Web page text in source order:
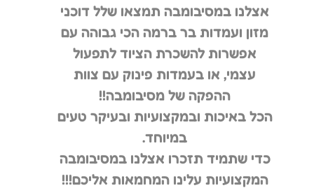
אצלנו במסיבומבה תמצאו שלל דוכני
מזון ועמדות בר ברמה הכי גבוהה עם
אפשרות להשכרת הציוד לתפעול
עצמי, או בעמדות פינוק עם צוות
ההפקה של מסיבומבה!!
הכל באיכות ובמקצועיות ובעיקר טעים
במיוחד.
כדי שתמיד תזכרו אצלנו במסיבומבה
המקצועיות עלינו המחמאות אליכם!!!